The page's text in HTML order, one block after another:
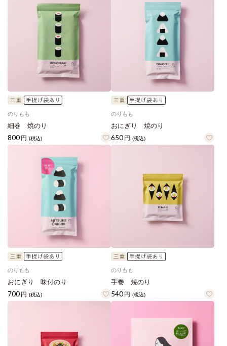
のりもも
細巻 焼のり
800 円 (税込)
のりもも
おにぎり 焼のり
650 円 (税込)
のりもも
おにぎり 味付のり
700 円 (税込)
のりもも
手巻 焼のり
540 円 (税込)